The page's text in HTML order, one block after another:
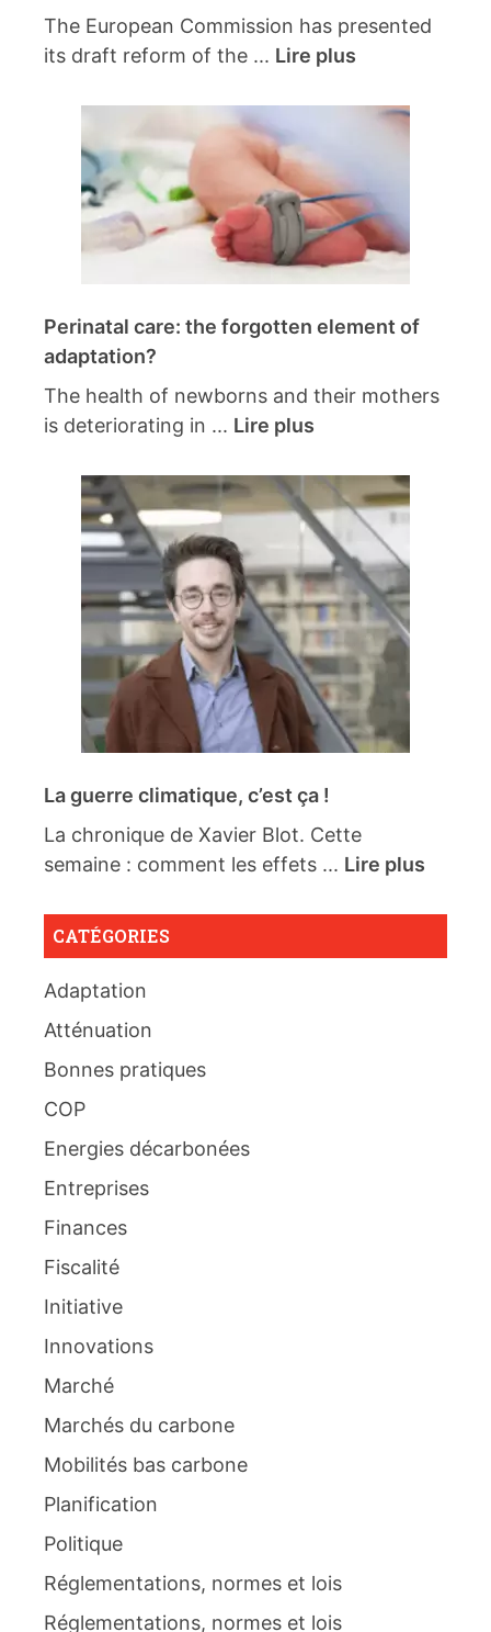
The European Commission has presented
its draft reform of the ... Lire plus
Perinatal care: the forgotten element of
adaptation?
The health of newborns and their mothers
is deteriorating in ... Lire plus
La guerre climatique, c’est ça !
La chronique de Xavier Blot. Cette
semaine : comment les effets ... Lire plus
CATÉGORIES
Adaptation
Atténuation
Bonnes pratiques
COP
Energies décarbonées
Entreprises
Finances
Fiscalité
Initiative
Innovations
Marché
Marchés du carbone
Mobilités bas carbone
Planification
Politique
Réglementations, normes et lois
Réglementations, normes et lois